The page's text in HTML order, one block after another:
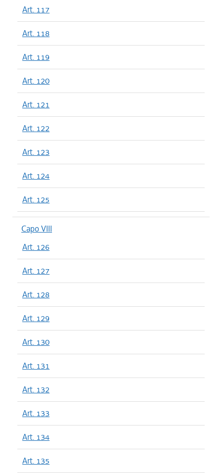
Art. 117
Art. 118
Art. 119
Art. 120
Art. 121
Art. 122
Art. 123
Art. 124
Art. 125
Capo VIII
Art. 126
Art. 127
Art. 128
Art. 129
Art. 130
Art. 131
Art. 132
Art. 133
Art. 134
Art. 135